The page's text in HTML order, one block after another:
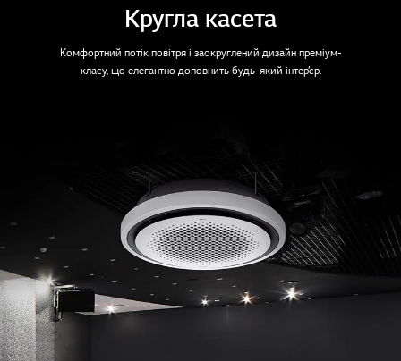
Кругла касета
Комфортний потік повітря і заокруглений дизайн преміум-
класу, що елегантно доповнить будь-який інтер’єр.